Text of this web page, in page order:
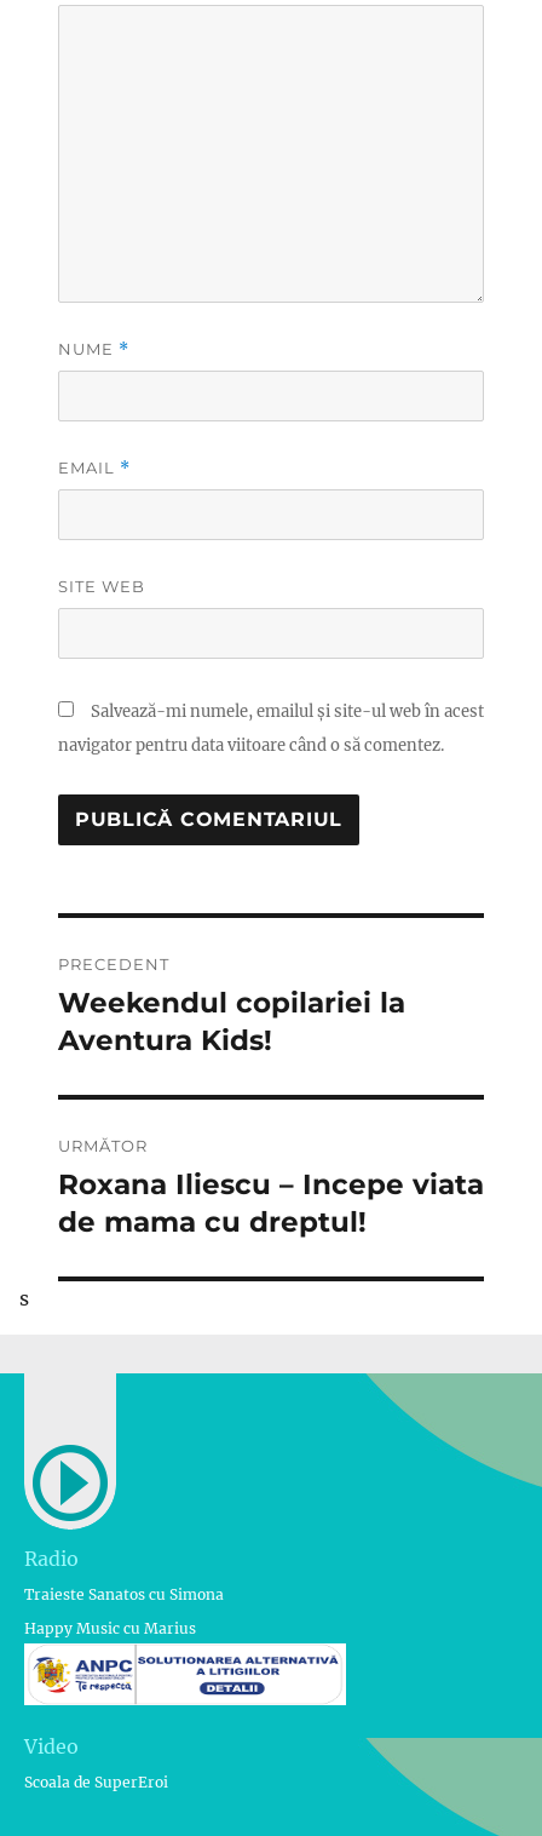
NUME *
EMAIL *
SITE WEB
Salvează-mi numele, emailul și site-ul web în acest
navigator pentru data viitoare când o să comentez.
în
articole
PRECEDENT
Articolul
anterior:
Weekendul copilariei la
Aventura Kids!
URMĂTOR
Articolul
următor:
Roxana Iliescu – Incepe viata
de mama cu dreptul!
s
Radio
Traieste Sanatos cu Simona
Happy Music cu Marius
Video
Scoala de SuperEroi